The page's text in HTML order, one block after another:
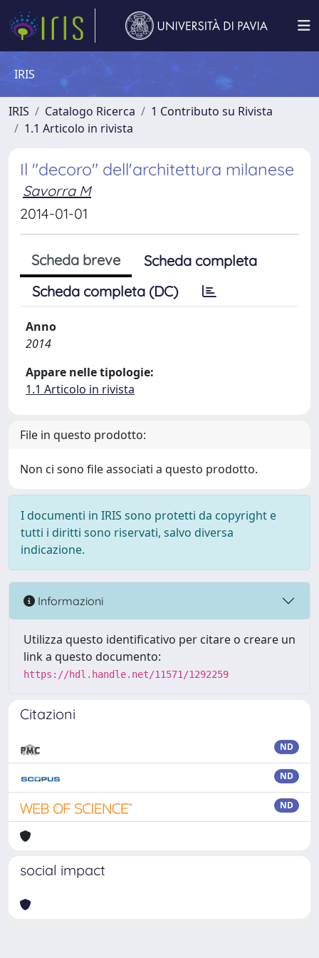
IRIS
IRIS Catalogo Ricerca
1 Contributo su Rivista
1.1 Articolo in rivista
Il "decoro" dell'architettura milanese
Savorra M
2014-01-01
Scheda breve
Scheda completa
Scheda completa (DC)
Anno
2014
Appare nelle tipologie:
1.1 Articolo in rivista
File in questo prodotto:
Non ci sono file associati a questo prodotto.
I documenti in IRIS sono protetti da copyright e
tutti i diritti sono riservati, salvo diversa
indicazione.
Informazioni
Utilizza questo identificativo per citare o creare un
link a questo documento:
https://hdl.handle.net/11571/1292259
Citazioni
ND
ND
ND
social impact